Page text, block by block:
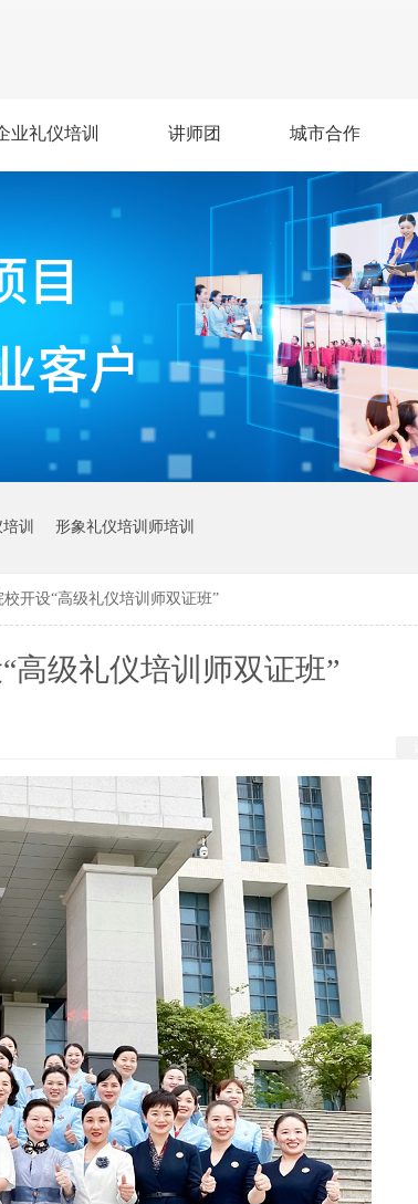
业礼仪培训 讲师团 城市合作
训 形象礼仪培训师培训
开设“高级礼仪培训师双证班”
高级礼仪培训师双证班”